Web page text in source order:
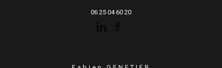
06 25 04 60 20